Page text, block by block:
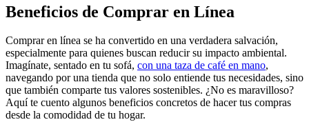
Beneficios de Comprar en Línea
Comprar en línea se ha convertido en una verdadera salvación,
especialmente para quienes buscan reducir su impacto ambiental.
Imagínate, sentado en tu sofá, con una taza de café en mano,
navegando por una tienda que no solo entiende tus necesidades, sino
que también comparte tus valores sostenibles. ¿No es maravilloso?
Aquí te cuento algunos beneficios concretos de hacer tus compras
desde la comodidad de tu hogar.